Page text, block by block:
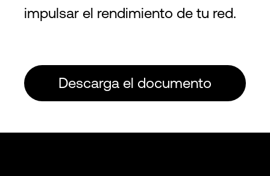
impulsar el rendimiento de tu red.
Descarga el documento